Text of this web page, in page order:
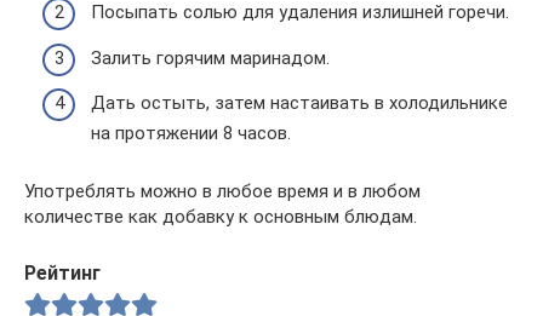
Посыпать солью для удаления излишней горечи.
Залить горячим маринадом.
Дать остыть, затем настаивать в холодильнике
на протяжении 8 часов.
Употреблять можно в любое время и в любом
количестве как добавку к основным блюдам.
Рейтинг